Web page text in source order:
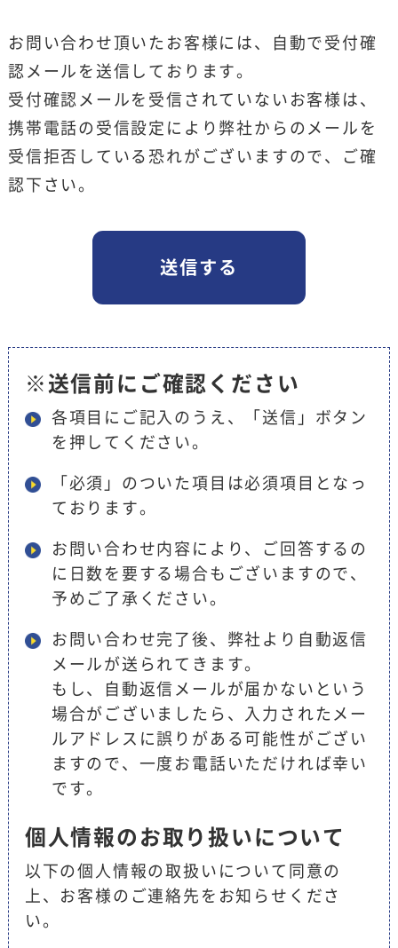
お問い合わせ頂いたお客様には、自動で受付確
認メールを送信しております。
受付確認メールを受信されていないお客様は、
携帯電話の受信設定により弊社からのメールを
受信拒否している恐れがございますので、ご確
認下さい。
※送信前にご確認ください
各項目にご記入のうえ、「送信」ボタン
を押してください。
「必須」のついた項目は必須項目となっ
ております。
お問い合わせ内容により、ご回答するの
に日数を要する場合もございますので、
予めご了承ください。
お問い合わせ完了後、弊社より自動返信
メールが送られてきます。
もし、自動返信メールが届かないという
場合がございましたら、入力されたメー
ルアドレスに誤りがある可能性がござい
ますので、一度お電話いただければ幸い
です。
個人情報のお取り扱いについて
以下の個人情報の取扱いについて同意の
上、お客様のご連絡先をお知らせくださ
い。